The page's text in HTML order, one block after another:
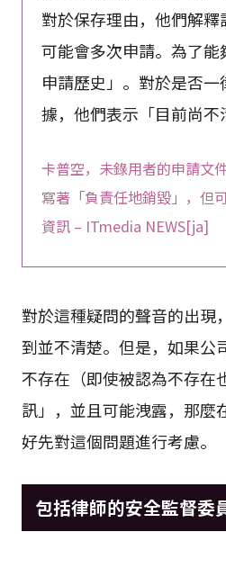
對於保存理由，他們解
可能會多次申請。為了
申請歷史」。對於是否
據，他們表示「目前尚不
卡普空，未錄用者的申請
寫著「負責任地銷毀」，但
資訊 – ITmedia NEWS[ja]
對於這種疑問的聲音的出現
到並不清楚。但是，如果公
不存在（即使被認為不存在
訊」，並且可能洩露，那麼
好先對這個問題進行考慮。
包括律師的安全監督委